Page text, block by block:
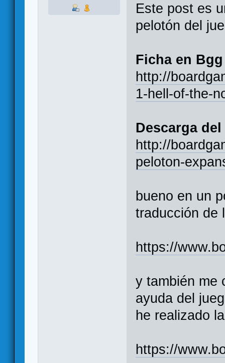
Este post es
pelotón del
Ficha en Bgg
http://
1-hell-of-the-
Descarga
http://
peloton-
bueno en un
traducción de
https://
y también me
ayuda del
he realizado
https://